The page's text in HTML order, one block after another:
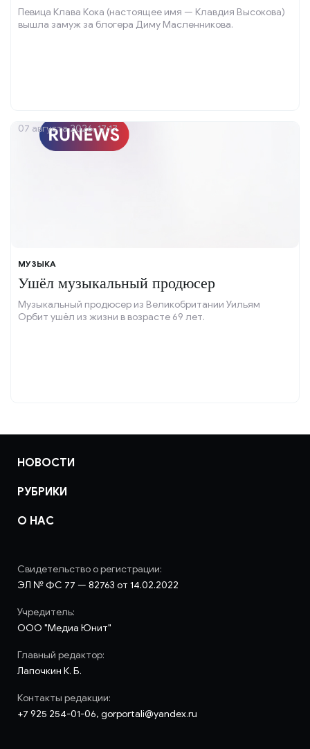
Певица Клава Кока (настоящее имя — Клавдия Высокова)
вышла замуж за блогера Диму Масленникова.
МУЗЫКА
Ушёл музыкальный продюсер
Музыкальный продюсер из Великобритании Уильям
Орбит ушёл из жизни в возрасте 69 лет.
07 августа 2026, 17:17
НОВОСТИ
РУБРИКИ
О НАС
Свидетельство о регистрации:
ЭЛ № ФС 77 — 82763 от 14.02.2022
Учредитель:
ООО "Медиа Юнит"
Главный редактор:
Лапочкин К. Б.
Контакты редакции:
+7 925 254-01-06, gorportali@yandex.ru